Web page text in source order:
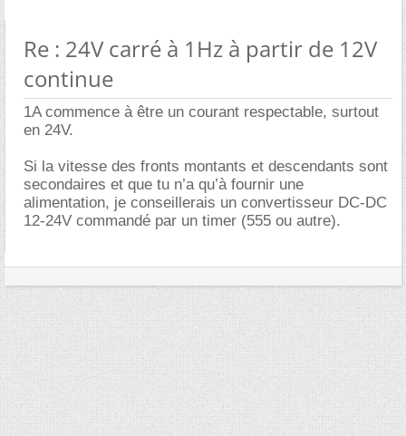
Re : 24V carré à 1Hz à partir de 12V
continue
1A commence à être un courant respectable, surtout
en 24V.
Si la vitesse des fronts montants et descendants sont
secondaires et que tu n’a qu’à fournir une
alimentation, je conseillerais un convertisseur DC-DC
12-24V commandé par un timer (555 ou autre).